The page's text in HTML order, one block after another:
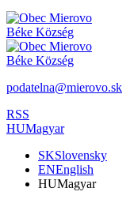
Béke Község
Béke Község
podatelna@mierovo.sk
RSS
HUMagyar
SKSlovensky
ENEnglish
HUMagyar